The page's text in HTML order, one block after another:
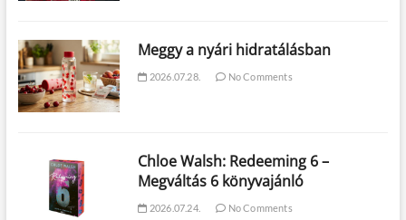
Meggy a nyári hidratálásban
2026.07.28. No Comments
Chloe Walsh: Redeeming 6 –
Megváltás 6 könyvajánló
2026.07.24. No Comments